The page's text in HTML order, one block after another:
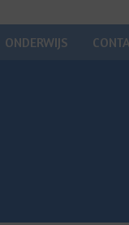
ONDERWIJS